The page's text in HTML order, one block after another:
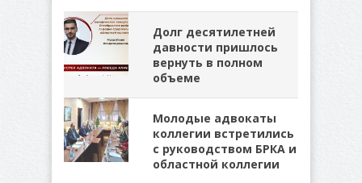
Долг десятилетней
давности пришлось
вернуть в полном
объеме
Молодые адвокаты
коллегии встретились
с руководством БРКА и
областной коллегии